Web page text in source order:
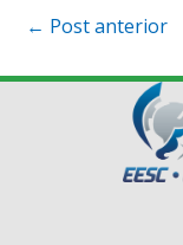
Post
navigation
← Post anterior